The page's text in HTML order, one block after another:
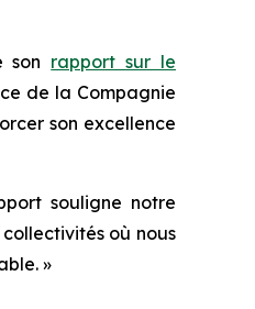
son rapport sur le
de la Compagnie
son excellence
souligne notre
où nous
durable. »